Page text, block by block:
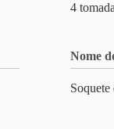
4
Nome
Soquete